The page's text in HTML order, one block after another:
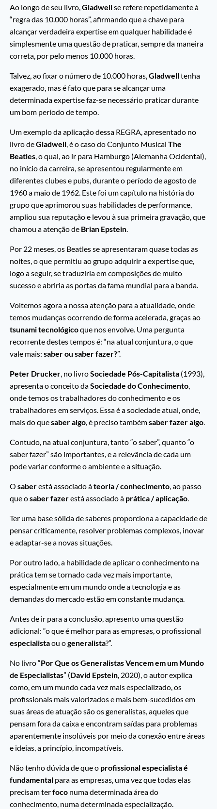
Ao longo de seu livro, Gladwellse refere repetidamente à
“regra das 10.000 horas”, afirmando que a chave para
alcançar verdadeira expertise em qualquer habilidade é
simplesmente uma questão de praticar, sempre da maneira
correta, por pelo menos 10.000 horas.
Talvez, ao fixar o número de 10.000 horas, Gladwelltenha
exagerado, mas é fato que para se alcançar uma
determinada expertise faz-se necessário praticar durante
um bom período de tempo.
Um exemplo da aplicação dessa REGRA, apresentado no
livro deGladwell , é o caso do Conjunto Musical The
Beatles , o qual, ao ir para Hamburgo (Alemanha Ocidental),
no início da carreira, se apresentou regularmente em
diferentes clubes e pubs, durante o período de agosto de
1960 a maio de 1962. Este foi um capítulo na história do
grupo que aprimorou suas habilidades de performance,
ampliou sua reputação e levou à sua primeira gravação, que
chamou a atenção de Brian Epstein
Por 22 meses, os Beatles se apresentaram quase todas as
noites, o que permitiu ao grupo adquirir a expertise que,
logo a seguir, se traduziria em composições de muito
sucesso e abriria as portas da fama mundial para a banda.
Voltemos agora a nossa atenção para a atualidade, onde
temos mudanças ocorrendo de forma acelerada, graças ao
tsunami tecnológicoque nos envolve. Uma pergunta
recorrente destes tempos é: “na atual conjuntura, o que
vale mais: saber ou saber fazer?”.
Peter Drucker , no livroSociedade Pós-Capitalista (1993),
apresenta o conceito daSociedade do Conhecimento
onde temos os trabalhadores do conhecimento e os
trabalhadores em serviços. Essa é a sociedade atual, onde,
mais do quesaber algo , é preciso tambémsaber fazer algo
Contudo, na atual conjuntura, tanto “o saber”, quanto “o
saber fazer” são importantes, e a relevância de cada um
pode variar conforme o ambiente e a situação.
O saberestá associado àteoria / conhecimento , ao passo
que osaber fazerestá associado à prática / aplicação
Ter uma base sólida de saberes proporciona a capacidade de
pensar criticamente, resolver problemas complexos, inovar
e adaptar-se a novas situações.
Por outro lado, a habilidade de aplicar o conhecimento na
prática tem se tornado cada vez mais importante,
especialmente em um mundo onde a tecnologia e as
demandas do mercado estão em constante mudança.
Antes de ir para a conclusão, apresento uma questão
adicional: “o que é melhor para as empresas, o profissional
especialistaou ogeneralista?”.
No livro “Por Que os Generalistas Vencem em um Mundo
de Especialistas” (David Epstein , 2020), o autor explica
como, em um mundo cada vez mais especializado, os
profissionais mais valorizados e mais bem-sucedidos em
suas áreas de atuação são os generalistas, aqueles que
pensam fora da caixa e encontram saídas para problemas
aparentemente insolúveis por meio da conexão entre áreas
e ideias, a princípio, incompatíveis.
Não tenho dúvida de que o profissional especialista é
fundamental para as empresas, uma vez que todas elas
precisam terfoco numa determinada área do
conhecimento, numa determinada especialização.